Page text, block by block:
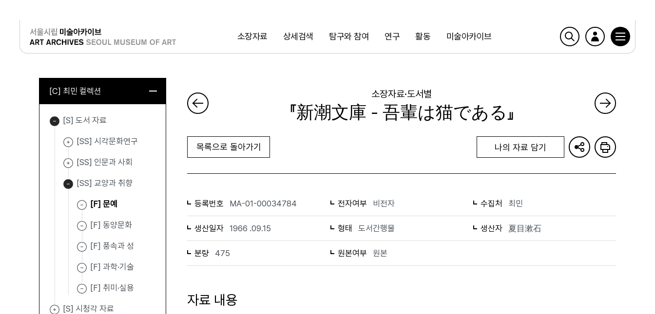
소장자료 상세검색 탐구와 참여 연구 활동 미술아카이브
검색
로그인
[C] 최민 컬렉션
[S] 도서 자료
[SS] 시각문화연구
[SS] 인문과 사회
[SS] 교양과 취향
[F] 문예
[F] 동양문화
[F] 풍속과 성
[F] 과학·기술
[F] 취미·실용
[S] 시청각 자료
소장자료·도서별
『新潮文庫 - 吾輩は猫である』
목록으로 돌아가기 나의 자료 담기
등록번호 MA-01-00034784 전자여부 비전자 수집처 최민
생산일자 1966 .09.15 형태 도서간행물 생산자 夏目漱石
분량 475 원본여부 원본
자료 내용